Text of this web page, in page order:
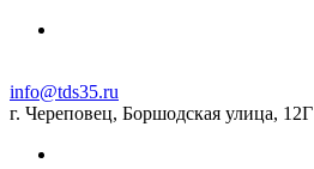
info@tds35.ru
г. Череповец, Боршодская улица, 12Г